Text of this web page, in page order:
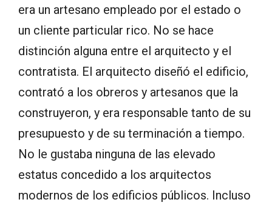
era un artesano empleado por el estado o
un cliente particular rico. No se hace
distinción alguna entre el arquitecto y el
contratista. El arquitecto diseñó el edificio,
contrató a los obreros y artesanos que la
construyeron, y era responsable tanto de su
presupuesto y de su terminación a tiempo.
No le gustaba ninguna de las elevado
estatus concedido a los arquitectos
modernos de los edificios públicos. Incluso